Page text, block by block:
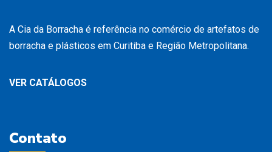
A Cia da Borracha é referência no comércio de artefatos de
borracha e plásticos em Curitiba e Região Metropolitana.
VER CATÁLOGOS
Contato